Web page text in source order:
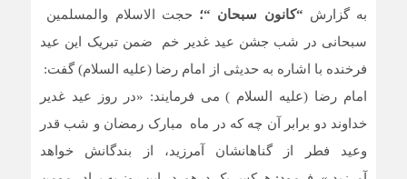
به گزارش “کانون سبحان “؛ حجت الاسلام والمسلمین
سبحانی در شب جشن عید غدیر خم ضمن تبریک این عید
فرخنده با اشاره به حدیثی از امام رضا (علیه السلام) گفت:
امام رضا (علیه السلام ) می فرمایند: «در روز عید غدیر
خداوند دو برابر آن چه که در ماه مبارک رمضان و شب قدر
وعید فطر از گناهانشان آمرزید، از بندگانش خواهد